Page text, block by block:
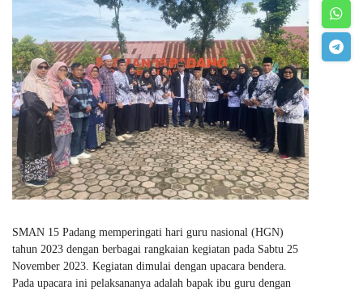
SMAN 15 Padang memperingati hari guru nasional (HGN)
tahun 2023 dengan berbagai rangkaian kegiatan pada Sabtu 25
November 2023. Kegiatan dimulai dengan upacara bendera.
Pada upacara ini pelaksananya adalah bapak ibu guru dengan